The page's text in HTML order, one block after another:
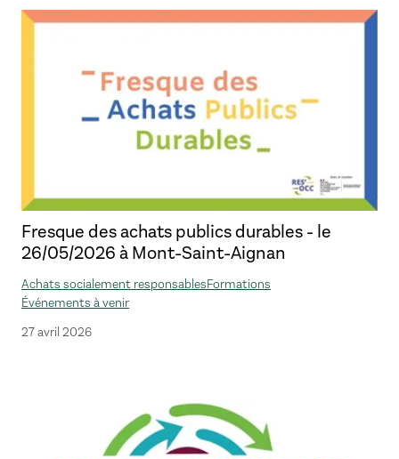
Fresque des achats publics durables - le
26/05/2026 à Mont-Saint-Aignan
Achats socialement responsablesFormations
Événements à venir
27 avril 2026